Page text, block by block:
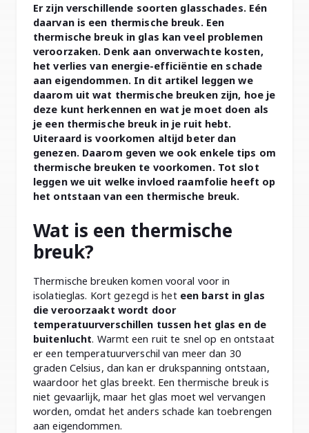
Er zijn verschillende soorten glasschades. Eén
daarvan is een thermische breuk. Een
thermische breuk in glas kan veel problemen
veroorzaken. Denk aan onverwachte kosten,
het verlies van energie-efficiëntie en schade
aan eigendommen. In dit artikel leggen we
daarom uit wat thermische breuken zijn, hoe je
deze kunt herkennen en wat je moet doen als
je een thermische breuk in je ruit hebt.
Uiteraard is voorkomen altijd beter dan
genezen. Daarom geven we ook enkele tips om
thermische breuken te voorkomen. Tot slot
leggen we uit welke invloed raamfolie heeft op
het ontstaan van een thermische breuk.
Wat is een thermische
breuk?
Thermische breuken komen vooral voor in
isolatieglas. Kort gezegd is het een barst in glas
die veroorzaakt wordt door
temperatuurverschillen tussen het glas en de
buitenlucht. Warmt een ruit te snel op en ontstaat
er een temperatuurverschil van meer dan 30
graden Celsius, dan kan er drukspanning ontstaan,
waardoor het glas breekt. Een thermische breuk is
niet gevaarlijk, maar het glas moet wel vervangen
worden, omdat het anders schade kan toebrengen
aan eigendommen.